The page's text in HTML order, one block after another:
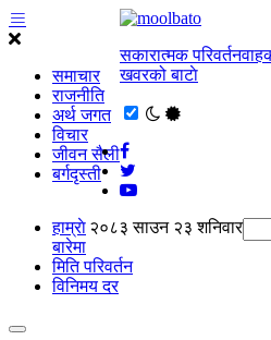
समाचार
राजनीति
अर्थ जगत
विचार
जीवन सैली
बर्गदृस्ती
सकारात्मक
खवरको बाटाे
२०८३ साउन २३ शनिवार
हाम्राे
बारेमा
मिति परिवर्तन
विनिमय दर